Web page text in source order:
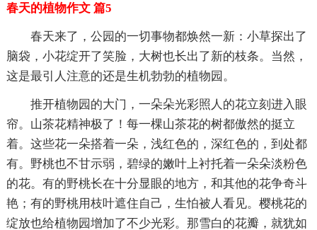
春天的植物作文 篇5
春天来了，公园的一切事物都焕然一新：小草探出了
脑袋，小花绽开了笑脸，大树也长出了新的枝条。当然，
这是最引人注意的还是生机勃勃的植物园。
推开植物园的大门，一朵朵光彩照人的花立刻进入眼
帘。山茶花精神极了！每一棵山茶花的树都傲然的挺立
着。这些花一朵搭着一朵，浅红色的，深红色的，到处都
有。野桃也不甘示弱，碧绿的嫩叶上衬托着一朵朵淡粉色
的花。有的野桃长在十分显眼的地方，和其他的花争奇斗
艳；有的野桃用枝叶遮住自己，生怕被人看见。樱桃花的
绽放也给植物园增加了不少光彩。那雪白的花瓣，就犹如